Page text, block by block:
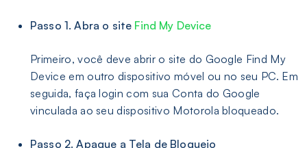
Passo 1. Abra o site Find My Device
Primeiro, você deve abrir o site do Google Find My
Device em outro dispositivo móvel ou no seu PC. Em
seguida, faça login com sua Conta do Google
vinculada ao seu dispositivo Motorola bloqueado.
Passo 2. Apague a Tela de Bloqueio